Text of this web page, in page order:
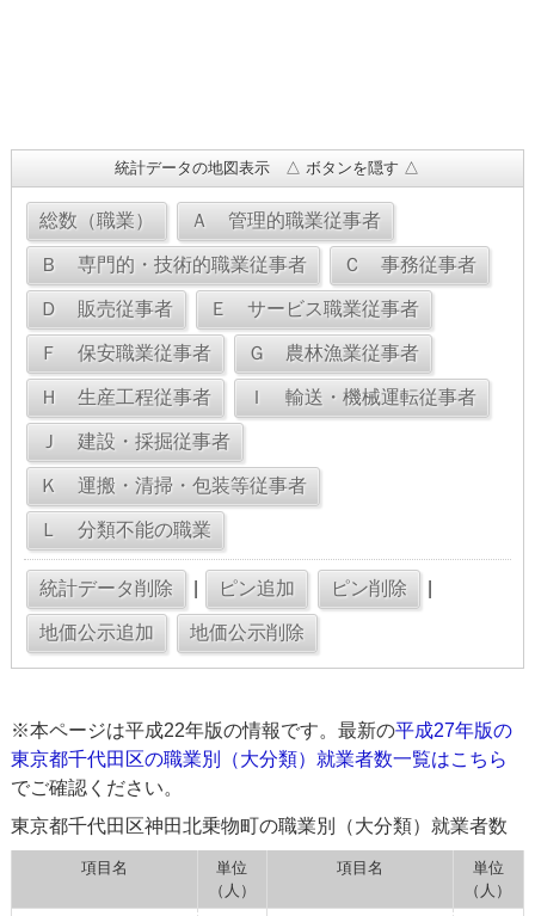
統計データの地図表示 △ ボタンを隠す △
※本ページは平成22年版の情報です。最新の平成27年版の
東京都千代田区の職業別（大分類）就業者数一覧はこちら
でご確認ください。
東京都千代田区神田北乗物町の職業別（大分類）就業者数
項目名
単位
（人）
項目名
単位
（人）